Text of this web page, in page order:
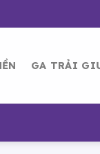
GA TRẢI